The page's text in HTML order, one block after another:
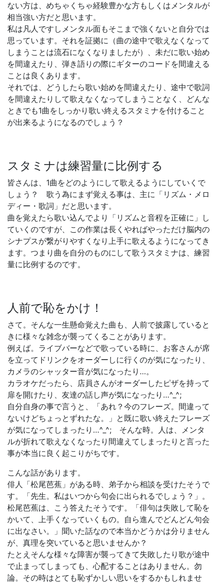
ない方は、めちゃくちゃ経験豊かな方もしくはメンタルが
相当強い方だと思います。
私は凡人ですしメンタル面もそこまで強くないと自分では
思っています。それを証拠に（曲の途中で歌えなくなって
しまうことは流石になくなりましたが）、未だに歌い始め
を間違えたり、弾き語りの際にギターのコードを間違える
ことは良くあります。
それでは、どうしたら歌い始めを間違えたり、途中で歌詞
を間違えたりして歌えなくなってしまうことなく、どんな
ときでも1曲をしっかり歌い終えるスタミナを付けること
が出来るようになるのでしょう？
スタミナは練習量に比例する
皆さんは、1曲をどのようにして歌えるようにしていくで
しょう？ 歌う為にまず覚える事は、主に「リズム・メロ
ディー・歌詞」だと思います。
曲を覚えたら歌い込んでより「リズムと音程を正確に」し
ていくのですが、この作業は長くやればやっただけ脳内の
シナプスが繋がりやすくなり上手に歌えるようになってき
ます。つまり曲を自分のものにして歌うスタミナは、練習
量に比例するのです。
人前で恥をかけ！
さて。そんな一生懸命覚えた曲も、人前で披露していると
きに様々な雑念が襲ってくることがあります。
例えば。ライブバーなどで歌っている時に、お客さんが席
を立ってドリンクをオーダーしに行くのが気になったり、
カメラのシャッター音が気になったり…。
カラオケだったら、店員さんがオーダーしたピザを持って
扉を開けたり、友達の話し声が気になったり…^_^;
自分自身の事で言うと、「あれ？今のフレーズ。間違って
ないけどちょっとずれたな。」と既に歌い終えたフレーズ
が気になってしまったり…^_^; そんな時。人は、メンタ
ルが折れて歌えなくなったり間違えてしまったりと言った
事が本当に良く起こりがちです。
こんな話があります。
俳人「松尾芭蕉」がある時、弟子から相談を受けたそうで
す。「先生。私はいつから句会に出られるでしょう？」。
松尾芭蕉は、こう答えたそうです。「俳句は失敗して恥を
かいて、上手くなっていくもの。自ら進んでどんどん句会
に出なさい。」聞いた話なので本当かどうかは分りません
が、真理を突いていると思いませんか？
たとえそんな様々な障害が襲ってきて失敗したり歌が途中
で止まってしまっても、心配することはありません。勿
論。その時はとても恥ずかしい思いをするかもしれませ